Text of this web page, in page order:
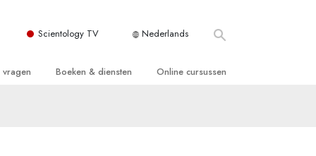
Scientology TV Nederlands
Boeken & diensten Online cursussen